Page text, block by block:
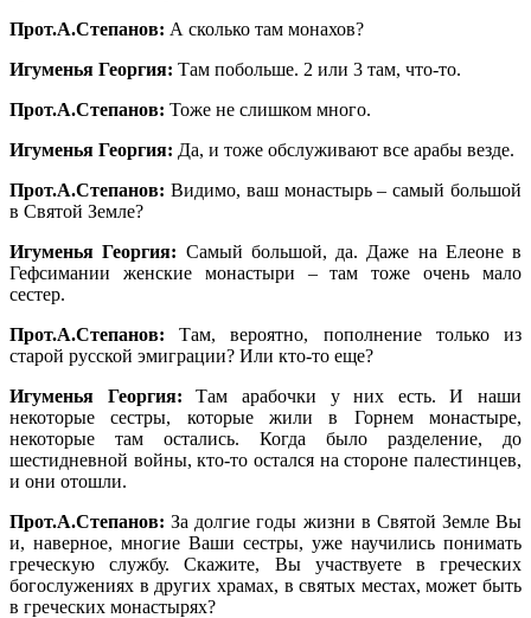
Прот.А.Степанов: А сколько там монахов?
Игуменья Георгия: Там побольше. 2 или 3 там, что-то.
Прот.А.Степанов: Тоже не слишком много.
Игуменья Георгия: Да, и тоже обслуживают все арабы везде.
Прот.А.Степанов: Видимо, ваш монастырь – самый большой
в Святой Земле?
Игуменья Георгия: Самый большой, да. Даже на Елеоне в
Гефсимании женские монастыри – там тоже очень мало
сестер.
Прот.А.Степанов: Там, вероятно, пополнение только из
старой русской эмиграции? Или кто-то еще?
Игуменья Георгия: Там арабочки у них есть. И наши
некоторые сестры, которые жили в Горнем монастыре,
некоторые там остались. Когда было разделение, до
шестидневной войны, кто-то остался на стороне палестинцев,
и они отошли.
Прот.А.Степанов: За долгие годы жизни в Святой Земле Вы
и, наверное, многие Ваши сестры, уже научились понимать
греческую службу. Скажите, Вы участвуете в греческих
богослужениях в других храмах, в святых местах, может быть
в греческих монастырях?